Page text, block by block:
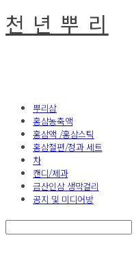
천 년 뿌 리
뿌리삼
홍삼농축액
홍삼액 /홍삼스틱
홍삼절편/정과 세트
차
캔디/제과
금산인삼 생막걸리
공지 및 미디어방